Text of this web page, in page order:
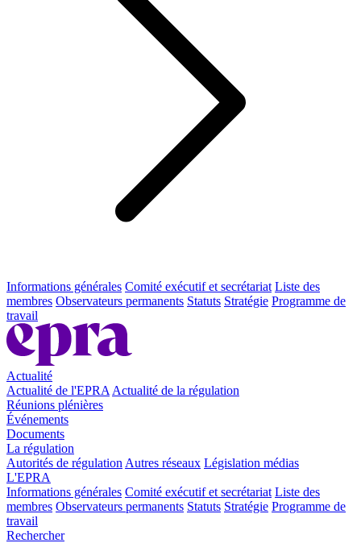
Informations générales Comité exécutif et secrétariat Liste des
membres Observateurs permanents Statuts Stratégie Programme de
travail
Actualité
Actualité de l'EPRA Actualité de la régulation
Réunions plénières
Événements
Documents
La régulation
Autorités de régulation Autres réseaux Législation médias
L'EPRA
Informations générales Comité exécutif et secrétariat Liste des
membres Observateurs permanents Statuts Stratégie Programme de
travail
Rechercher